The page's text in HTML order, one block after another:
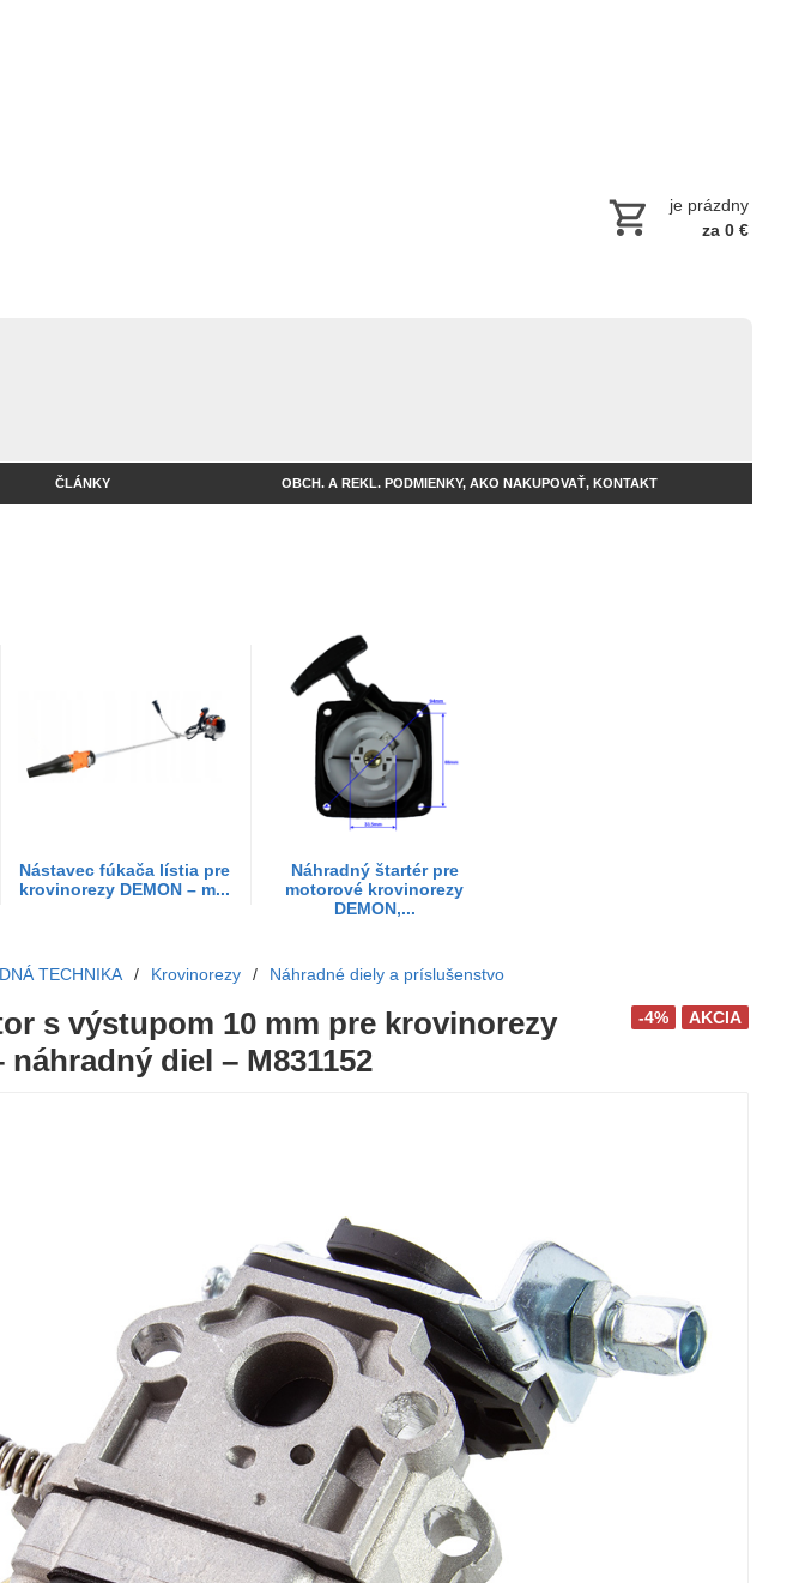
je prázdny
za 0 €
ČLÁNKY OBCH. A REKL. PODMIENKY, AKO NAKUPOVAŤ, KONTAKT
Nástavec fúkača lístia pre
krovinorezy DEMON – m...
Náhradný štartér pre
motorové krovinorezy
DEMON,...
TECHNIKA / Krovinorezy / Náhradné diely a príslušenstvo
AKCIA
-4%
s výstupom 10 mm pre krovinorezy
náhradný diel – M831152